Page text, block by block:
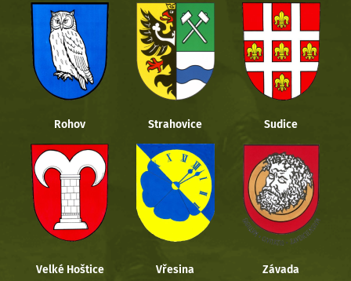
Rohov Strahovice Sudice
Velké Hoštice Vřesina Závada